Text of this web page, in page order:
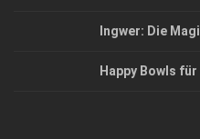
Ingwer: Die
Happy Bowls